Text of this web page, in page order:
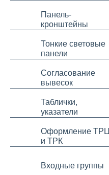
Панель-
кронштейны
Тонкие световые
панели
Согласование
вывесок
Таблички,
указатели
Оформление ТРЦ
и ТРК
Входные группы